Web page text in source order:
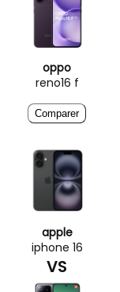
oppo
reno16 f
Comparer
apple
iphone 16
VS